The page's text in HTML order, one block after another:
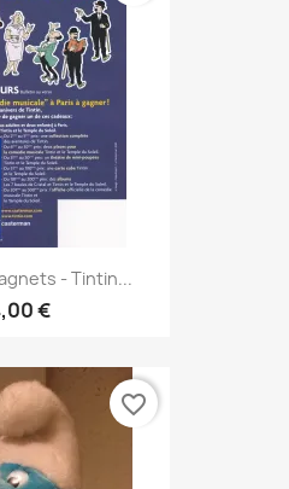
- Tintin...
€
favorite_border